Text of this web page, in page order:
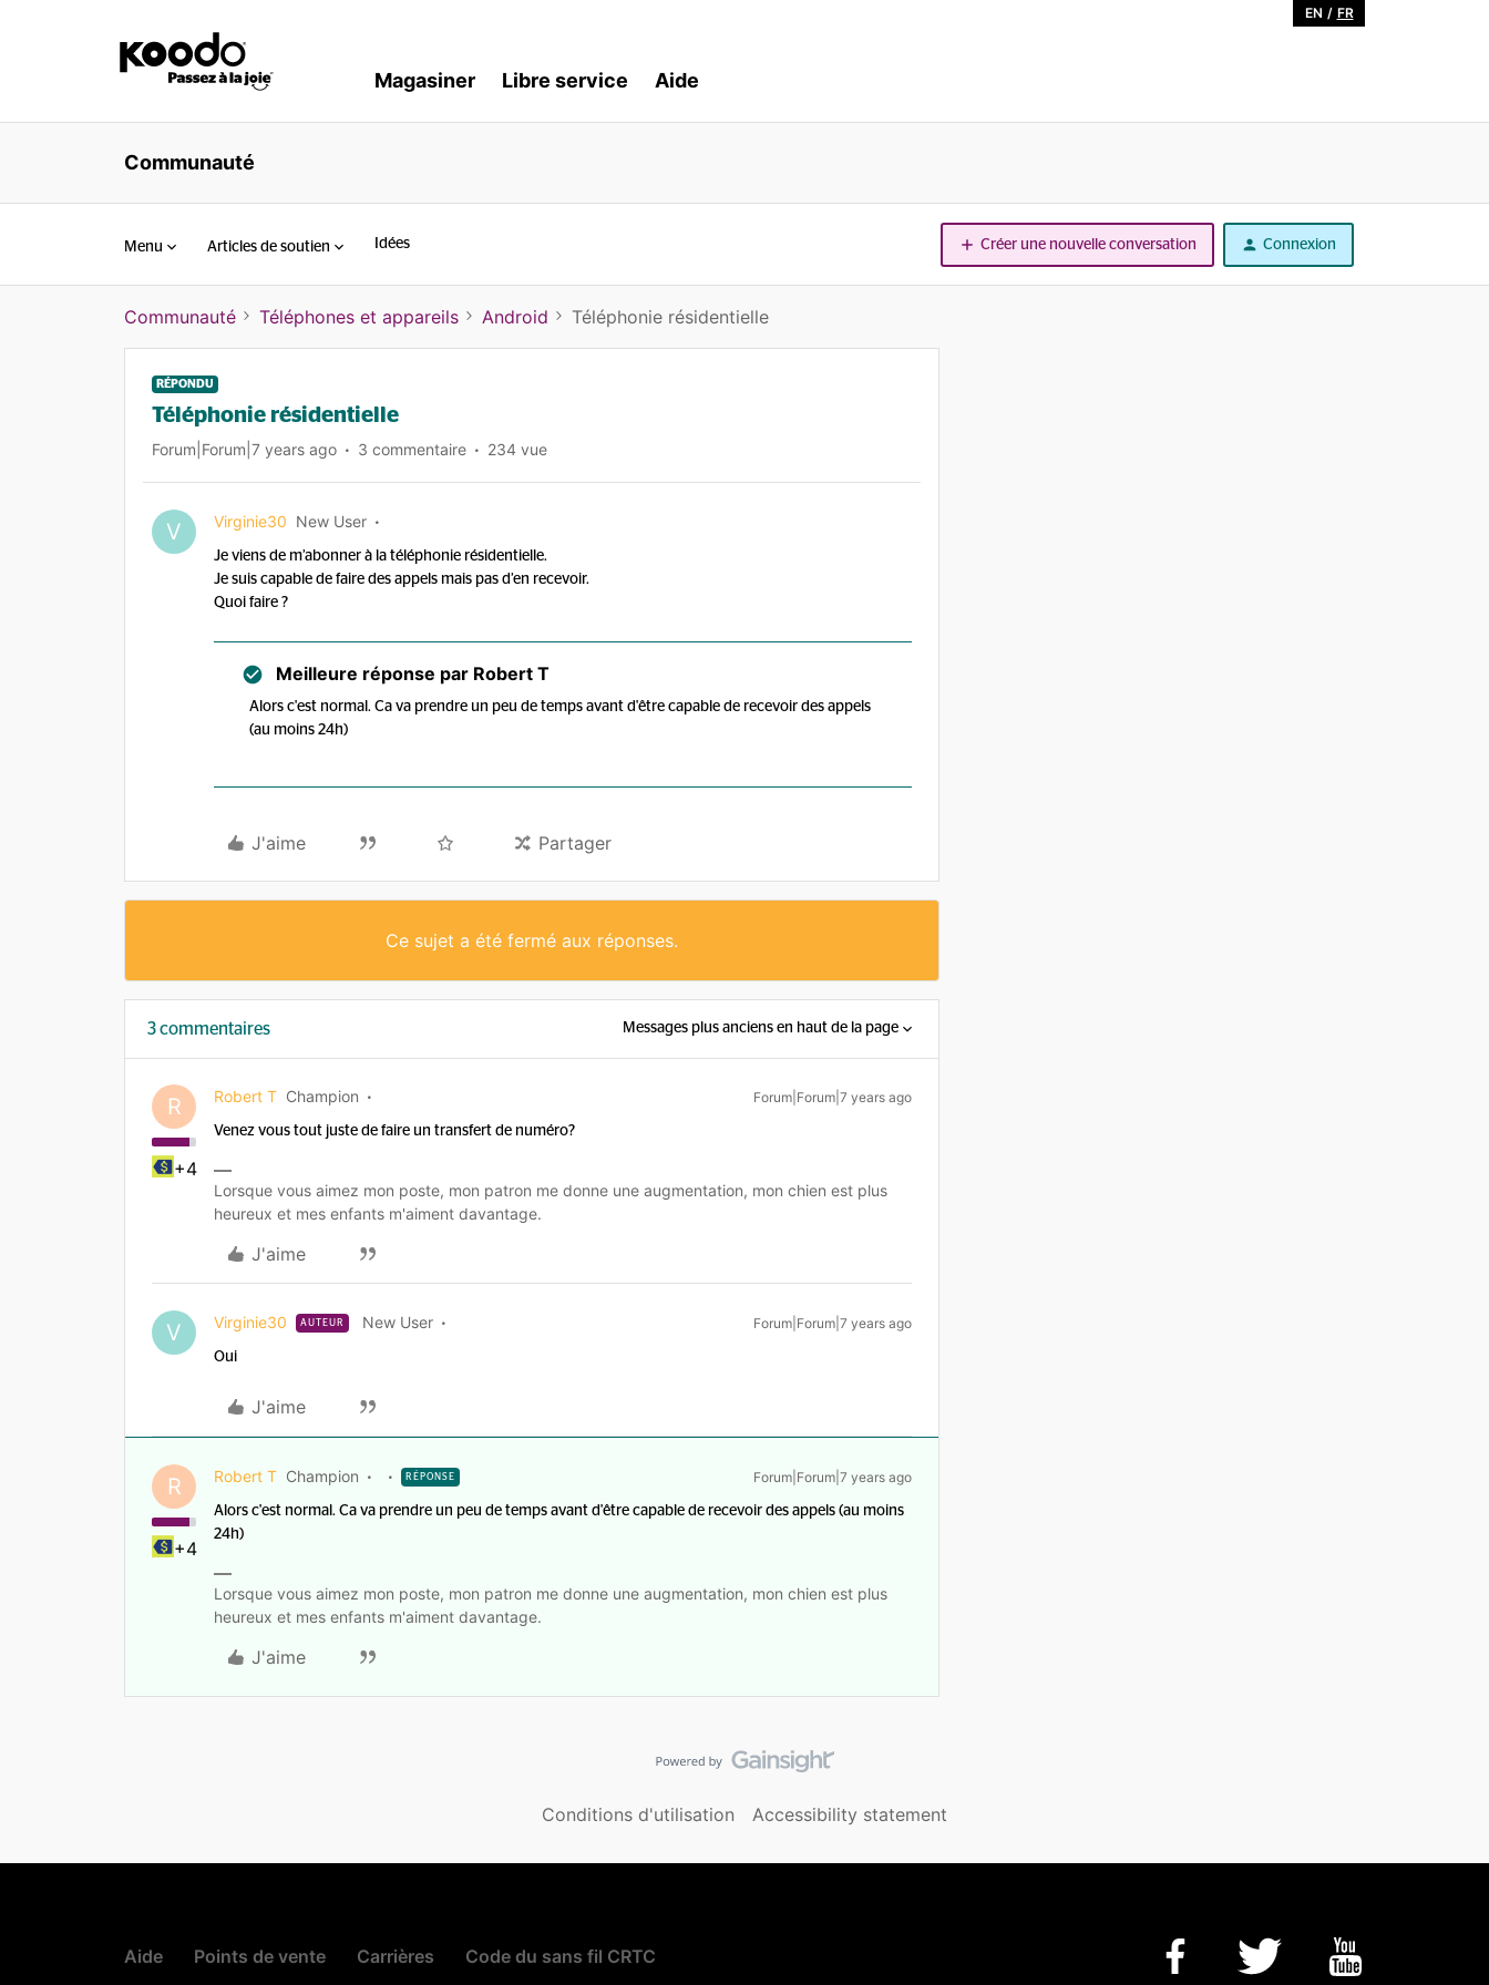
EN / FR
Magasiner Libre service Aide
Communauté
Menu Articles de soutien Idées Créer une nouvelle conversation Connexion
Communauté Téléphones et appareils Android Téléphonie résidentielle
RÉPONDU
Téléphonie résidentielle
Forum|Forum|7 years ago 3 commentaire 234 vue
V Virginie30 New User
Je viens de m’abonner à la téléphonie résidentielle.
Je suis capable de faire des appels mais pas d’en recevoir.
Quoi faire ?
Meilleure réponse par Robert T
Alors c'est normal. Ca va prendre un peu de temps avant d'être capable de recevoir des appels
(au moins 24h)
J'aime Partager
Ce sujet a été fermé aux réponses.
3 commentaires Messages plus anciens en haut de la page
R
+4
Robert T Champion Forum|Forum|7 years ago
Venez vous tout juste de faire un transfert de numéro?
Lorsque vous aimez mon poste, mon patron me donne une augmentation, mon chien est plus
heureux et mes enfants m'aiment davantage.
J'aime
V Virginie30 AUTEUR New User Forum|Forum|7 years ago
Oui
J'aime
R
+4
Robert T Champion RÉPONSE Forum|Forum|7 years ago
Alors c'est normal. Ca va prendre un peu de temps avant d'être capable de recevoir des appels (au moins
24h)
Lorsque vous aimez mon poste, mon patron me donne une augmentation, mon chien est plus
heureux et mes enfants m'aiment davantage.
J'aime
Conditions d'utilisation Accessibility statement
Aide Points de vente Carrières Code du sans fil CRTC